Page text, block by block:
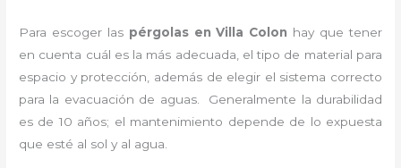
Para escoger las pérgolasen Villa Colon hay que tener
en cuenta cuál es la más adecuada, el tipo de material para
espacio y protección, además de elegir el sistema correcto
para la evacuación de aguas. Generalmente la durabilidad
es de 10 años; el mantenimiento depende de lo expuesta
que esté al sol y al agua.